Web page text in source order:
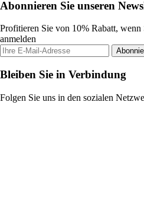
Abonnieren Sie unseren
Profitieren Sie von 10% Rabatt,
anmelden
Bleiben Sie in Verbindung
Folgen Sie uns in den sozialen